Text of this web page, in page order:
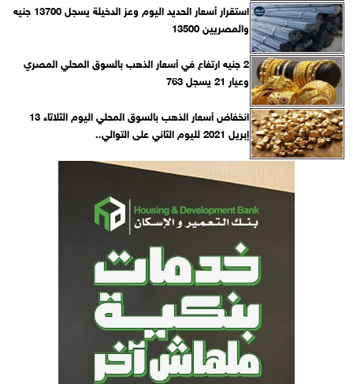
استقرار أسعار الحديد اليوم وعز الدخيلة يسجل 13700 جنيه
والمصريين 13500
2 جنيه ارتفاع في أسعار الذهب بالسوق المحلي المصري
وعيار 21 يسجل 763
انخفاض أسعار الذهب بالسوق المحلي اليوم الثلاثاء 13
إبريل 2021 لليوم الثاني على التوالي..